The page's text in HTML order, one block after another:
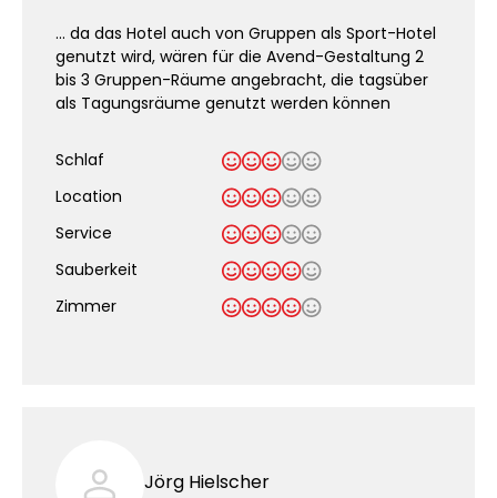
... da das Hotel auch von Gruppen als Sport-Hotel
genutzt wird, wären für die Avend-Gestaltung 2
bis 3 Gruppen-Räume angebracht, die tagsüber
als Tagungsräume genutzt werden können
Schlaf
Location
Service
Sauberkeit
Zimmer
Jörg Hielscher